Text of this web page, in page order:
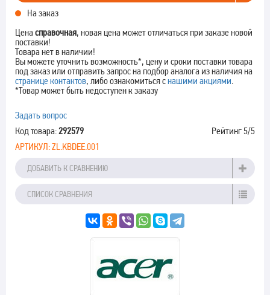
На заказ
Цена справочная, новая цена может отличаться при заказе новой
поставки!
Товара нет в наличии!
Вы можете уточнить возможность*, цену и сроки поставки товара
под заказ или отправить запрос на подбор аналога из наличия на
странице контактов, либо ознакомиться снашими акциями.
*Товар может быть недоступен к заказу
Задать вопрос
Рейтинг 5/5
Код товара:292579
АРТИКУЛ:ZL.KBDEE.001
ДОБАВИТЬ К СРАВНЕНИЮ
СПИСОК СРАВНЕНИЯ